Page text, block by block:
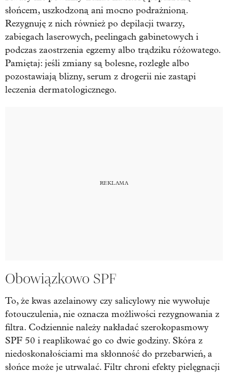
słońcem, uszkodzoną ani mocno podrażnioną.
Rezygnuję z nich również po depilacji twarzy,
zabiegach laserowych, peelingach gabinetowych i
podczas zaostrzenia egzemy albo trądziku różowatego.
Pamiętaj: jeśli zmiany są bolesne, rozległe albo
pozostawiają blizny, serum z drogerii nie zastąpi
leczenia dermatologicznego.
Obowiązkowo SPF
To, że kwas azelainowy czy salicylowy nie wywołuje
fotouczulenia, nie oznacza możliwości rezygnowania z
filtra. Codziennie należy nakładać szerokopasmowy
SPF 50 i reaplikować go co dwie godziny. Skóra z
niedoskonałościami ma skłonność do przebarwień, a
słońce może je utrwalać. Filtr chroni efekty pielęgnacji